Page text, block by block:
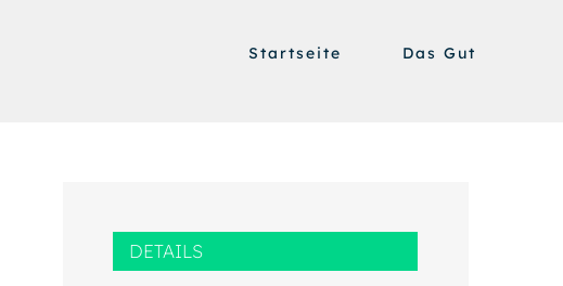
Startseite Das Gut
DETAILS